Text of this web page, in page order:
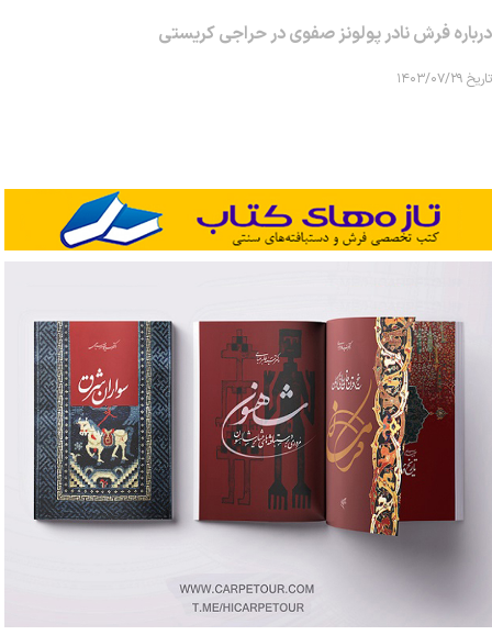
درباره فرش نادر پولونز صفوی در حراجی کریستی
تاریخ ۱۴۰۳/۰۷/۲۹